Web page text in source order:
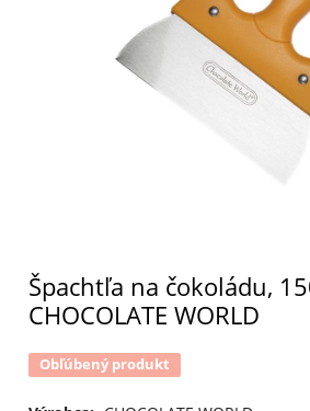
Špachtľa na čokoládu,
CHOCOLATE WORLD
Obľúbený produkt